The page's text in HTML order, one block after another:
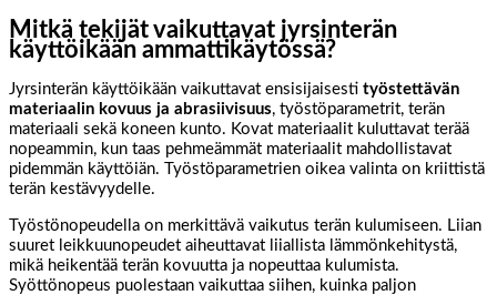
Mitkä tekijät vaikuttavat jyrsinterän
käyttöikään ammattikäytössä?
Jyrsinterän käyttöikään vaikuttavat ensisijaisesti työstettävän
materiaalin kovuus ja abrasiivisuus, työstöparametrit, terän
materiaali sekä koneen kunto. Kovat materiaalit kuluttavat terää
nopeammin, kun taas pehmeämmät materiaalit mahdollistavat
pidemmän käyttöiän. Työstöparametrien oikea valinta on kriittistä
terän kestävyydelle.
Työstönopeudella on merkittävä vaikutus terän kulumiseen. Liian
suuret leikkuunopeudet aiheuttavat liiallista lämmönkehitystä,
mikä heikentää terän kovuutta ja nopeuttaa kulumista.
Syöttönopeus puolestaan vaikuttaa siihen, kuinka paljon